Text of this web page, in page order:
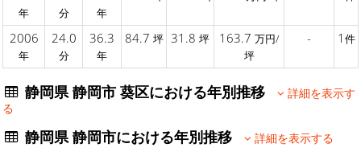
年 分 年
2006
年
24.0
分
36.3
年
84.7 坪 31.8 坪 163.7 万円/
坪
- 1 件
静岡県 静岡市 葵区における年別推移
詳細を表示す
る
静岡県 静岡市における年別推移 詳細を表示する